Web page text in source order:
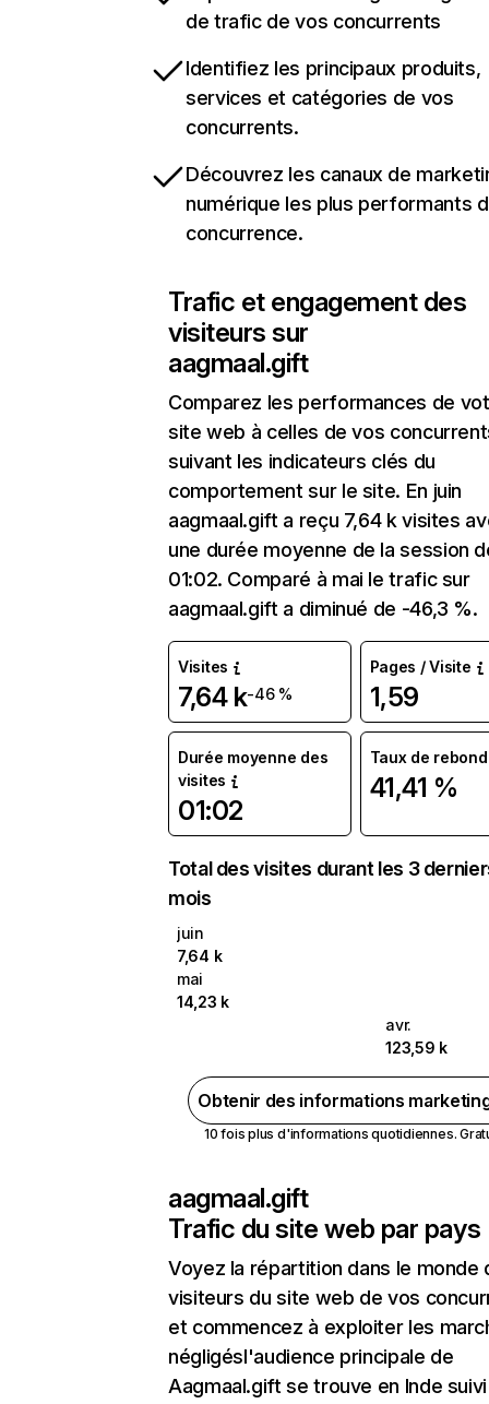
de trafic de vos concurrents
Identifiez les principaux produits,
services et catégories de vos
concurrents.
Découvrez les canaux de
numérique les plus performants
concurrence.
Trafic et engagement des
visiteurs sur
aagmaal.gift
Comparez les performances de
site web à celles de vos
suivant les indicateurs clés du
comportement sur le site. En juin
aagmaal.gift a reçu 7,64 k visites
une durée moyenne de la session
01:02. Comparé à mai le trafic sur
aagmaal.gift a diminué de -46,3 %.
Visites
7,64 k-46 %
Pages / Visite
1,59
Durée moyenne des
visites
01:02
Taux de rebond
41,41 %
Total des visites durant les 3
mois
juin
7,64 k
mai
14,23 k
avr.
123,59 k
Obtenir des informations
10 fois plus d'informations quotidiennes.
aagmaal.gift
Trafic du site web par pays
Voyez la répartition dans le monde
visiteurs du site web de vos
et commencez à exploiter les
négligésl'audience principale de
Aagmaal.gift se trouve en Inde